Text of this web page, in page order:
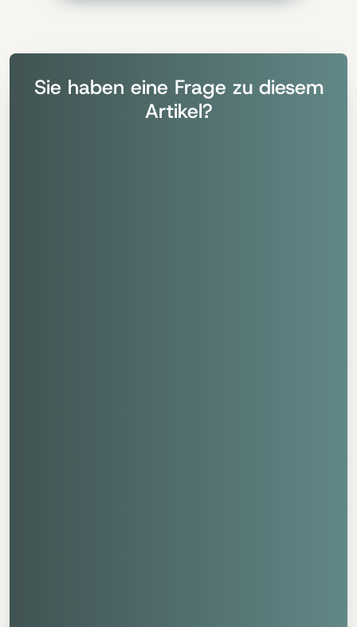
Sie haben eine Frage zu diesem
Artikel?